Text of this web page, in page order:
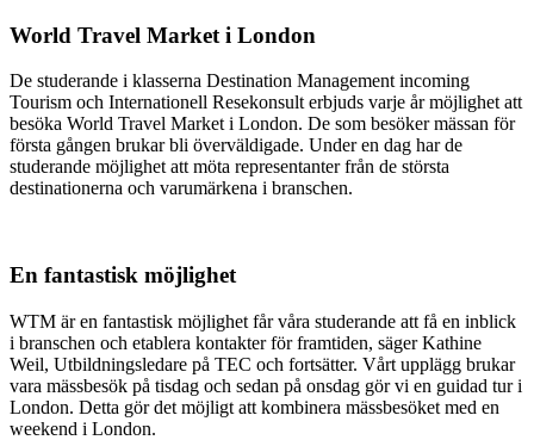
World Travel Market i London
De studerande i klasserna Destination Management incoming
Tourism och Internationell Resekonsult erbjuds varje år möjlighet att
besöka World Travel Market i London. De som besöker mässan för
första gången brukar bli överväldigade. Under en dag har de
studerande möjlighet att möta representanter från de största
destinationerna och varumärkena i branschen.
En fantastisk möjlighet
WTM är en fantastisk möjlighet får våra studerande att få en inblick
i branschen och etablera kontakter för framtiden, säger Kathine
Weil, Utbildningsledare på TEC och fortsätter. Vårt upplägg brukar
vara mässbesök på tisdag och sedan på onsdag gör vi en guidad tur i
London. Detta gör det möjligt att kombinera mässbesöket med en
weekend i London.